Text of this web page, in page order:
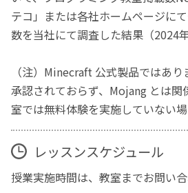
テコ」または各社ホームページに
数を当社にて調査した結果（2024
（注）Minecraft 公式製品ではあ
承認されておらず、Mojang とは関
室では無料体験を実施していない場
レッスンスケジュール
授業実施時間は、教室までお問い合